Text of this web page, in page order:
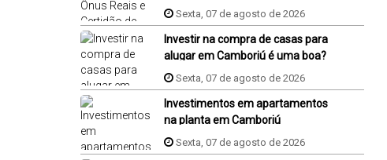
Reipersecutórias:
Sexta, 07 de agosto de 2026
Investir na compra de casas para
alugar em Camboriú é uma boa?
Sexta, 07 de agosto de 2026
Investimentos em apartamentos
na planta em Camboriú
Sexta, 07 de agosto de 2026